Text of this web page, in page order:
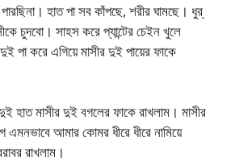
হাত পা সব কাঁপছে, শরীর ঘামছে। ধুর্
চুদবো। সাহস করে প্যান্টের চেইন খুলে
পা করে এগিয়ে মাসীর দুই পায়ের ফাকে
হাত মাসীর দুই বগলের ফাকে রাখলাম। মাসীর
এমনভাবে আমার কোমর ধীরে ধীরে নামিয়ে
রাখলাম।